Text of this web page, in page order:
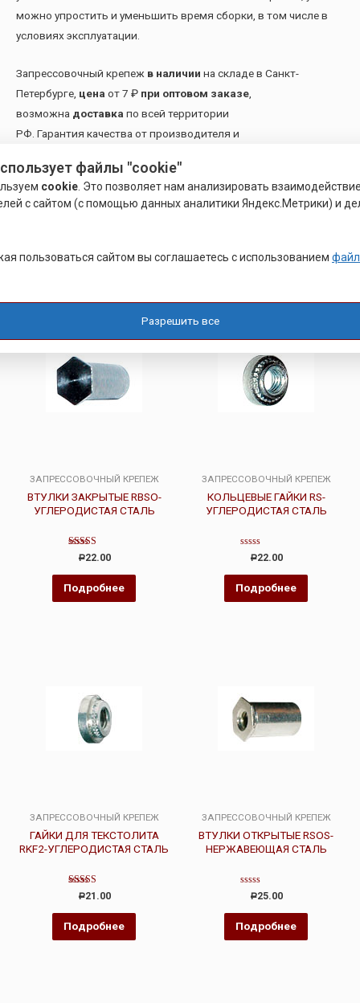
можно упростить и уменьшить время сборки, в том числе в
условиях эксплуатации.
Запрессовочный крепеж в наличии на складе в Санкт-
Петербурге, цена от 7 ₽ при оптовом заказе
возможна доставка по всей территории
РФ. Гарантия качества от производителя и
Также наша компания располагает возможностью
комплектации заказов электронными компонентамидля
ЗАПРЕССОВОЧНЫЙ КРЕПЕЖ
ВТУЛКИ ЗАКРЫТЫЕ RBSO-
УГЛЕРОДИСТАЯ СТАЛЬ
Оценка
4.00
из 5
Р22.00
Подробнее
ЗАПРЕССОВОЧНЫЙ КРЕПЕЖ
КОЛЬЦЕВЫЕ ГАЙКИ RS-
УГЛЕРОДИСТАЯ СТАЛЬ
Оценка
из
5
Р22.00
Подробнее
ЗАПРЕССОВОЧНЫЙ КРЕПЕЖ
ГАЙКИ ДЛЯ ТЕКСТОЛИТА
RKF2-УГЛЕРОДИСТАЯ СТАЛЬ
Оценка
4.00
из 5
Р21.00
Подробнее
ЗАПРЕССОВОЧНЫЙ КРЕПЕЖ
ВТУЛКИ ОТКРЫТЫЕ RSOS-
НЕРЖАВЕЮЩАЯ СТАЛЬ
Оценка
из
5
Р25.00
Подробнее
файлы "cookie"
cookie . Это позволяет нам анализировать
с сайтом (с помощью данных аналитики Яндекс.Метрики) и
пользоваться сайтом вы соглашаетесь с использованием
Разрешить все